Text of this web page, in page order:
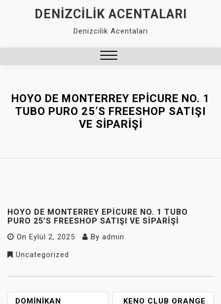
DENIZCILIK ACENTALARI
Denizcilik Acentaları
HOYO DE MONTERREY EPICURE NO. 1
TUBO PURO 25’S FREESHOP SATIŞI
VE SIPARIŞI
HOYO DE MONTERREY EPICURE NO. 1 TUBO
PURO 25’S FREESHOP SATIŞI VE SIPARIŞI
On Eylül 2, 2025 By admin
Uncategorized
DOMINIKAN
KENO CLUB ORANGE